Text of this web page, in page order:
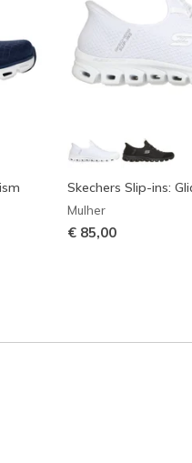
Skechers Slip-ins:
Mulher
€ 85,00